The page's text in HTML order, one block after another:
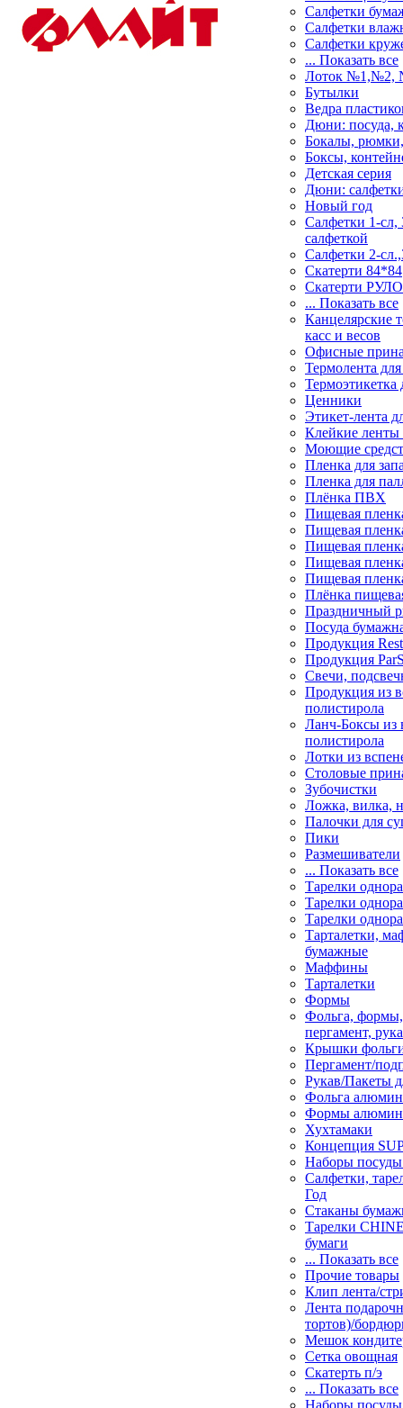
Салфетки
Салфетки
Салфетки
... Показать все
Лоток №1,№2,
Бутылки
Ведра
Дюни: посуда,
Бокалы,
Боксы,
Детская серия
Дюни:
Новый год
Салфетки 1-сл,
салфеткой
Салфетки 2-
Скатерти 84*84
Скатерти
... Показать все
Канцелярские
касс и весов
Офисные
Термолента для
Термоэтикетка
Ценники
Этикет-лента
Клейкие ленты
Моющие
Пленка для
Пленка для
Плёнка ПВХ
Пищевая
Пищевая
Пищевая
Пищевая
Пищевая
Плёнка
Праздничный
Посуда
Продукция
Продукция
Свечи,
Продукция из
полистирола
Ланч-Боксы из
полистирола
Лотки из
Столовые
Зубочистки
Ложка, вилка,
Палочки для
Пики
Размешиватели
... Показать все
Тарелки
Тарелки
Тарелки
Тарталетки,
бумажные
Маффины
Тарталетки
Формы
Фольга,
пергамент,
Крышки
Пергамент/
Рукав/Пакеты
Фольга
Формы
Хухтамаки
Концепция
Наборы
Салфетки,
Год
Стаканы
Тарелки
бумаги
... Показать все
Прочие товары
Клип лента/
Лента
тортов)/
Мешок
Сетка овощная
Скатерть п/э
... Показать все
Наборы посуды